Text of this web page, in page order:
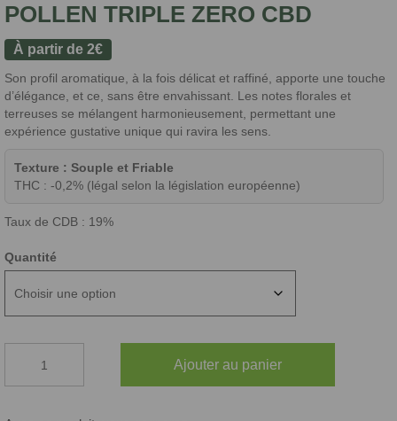
POLLEN TRIPLE ZERO CBD
À partir de 2€
Son profil aromatique, à la fois délicat et raffiné, apporte une touche
d’élégance, et ce, sans être envahissant. Les notes florales et
terreuses se mélangent harmonieusement, permettant une
expérience gustative unique qui ravira les sens.
Texture : Souple et Friable
THC : -0,2% (légal selon la législation européenne)
Taux de CDB : 19%
Quantité
POLLEN
Ajouter au panier